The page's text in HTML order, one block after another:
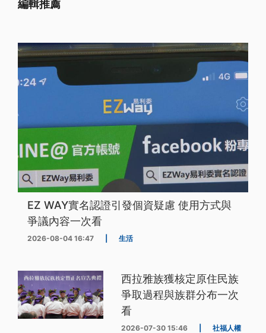
編輯推薦
EZ WAY實名認證引發個資疑慮 使用方式與
爭議內容一次看
2026-08-04 16:47 生活
西拉雅族獲核定原住民族
爭取過程與族群分布一次
看
2026-07-30 15:46 社福人權